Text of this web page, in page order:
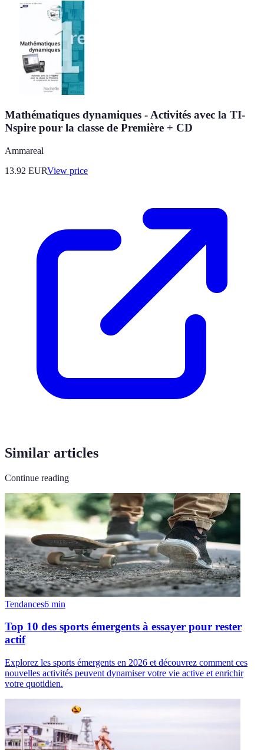
Mathématiques dynamiques - Activités avec la TI-
Nspire pour la classe de Première + CD
Ammareal
13.92 EURView price
Similar articles
Continue reading
Tendances6 min
Top 10 des sports émergents à essayer pour rester
actif
Explorez les sports émergents en 2026 et découvrez comment ces
nouvelles activités peuvent dynamiser votre vie active et enrichir
votre quotidien.